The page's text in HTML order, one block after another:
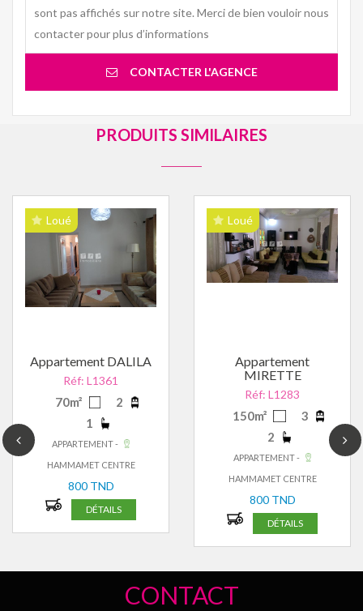
sont pas affichés sur notre site. Merci de bien vouloir nous
contacter pour plus d’informations
CONTACTER L'AGENCE
PRODUITS SIMILAIRES
Loué
Appartement DALILA
Réf: L1361
70m²
2
1
APPARTEMENT -
HAMMAMET CENTRE
800 TND
DÉTAILS
Loué
Appartement
MIRETTE
Réf: L1283
150m²
3
2
APPARTEMENT -
HAMMAMET CENTRE
800 TND
DÉTAILS
CONTACT